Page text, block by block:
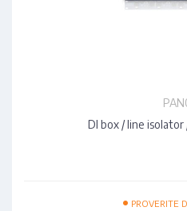
DI box / line
• PROVERITE